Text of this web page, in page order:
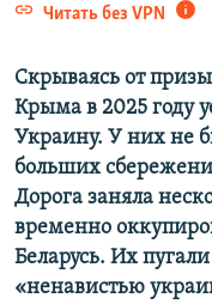
Читать без VPN
Скрываясь от
Крыма в 2025 году
Украину. У них не
больших
Дорога заняла
временно
Беларусь. Их
«ненавистью